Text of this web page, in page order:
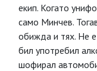
екип. Когато
само Минчев.
обижда и тях. Не е
бил употребил
шофирал